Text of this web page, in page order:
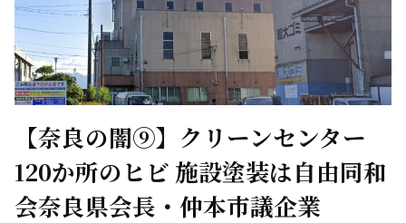
【奈良の闇⑨】クリーンセンター
120か所のヒビ 施設塗装は自由同和
会奈良県会長・仲本市議企業